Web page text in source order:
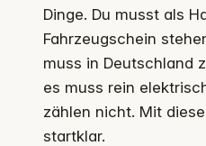
Dinge. Du musst als
Fahrzeugschein
muss in Deutschland
es muss rein
zählen nicht. Mit
startklar.